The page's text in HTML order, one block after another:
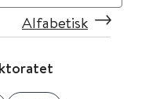
Alfabetisk